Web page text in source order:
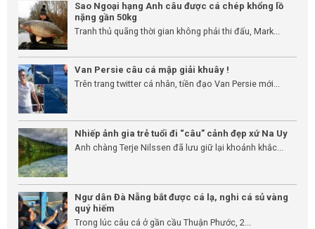
Sao Ngoại hạng Anh câu được cá chép khổng lồ
nặng gần 50kg
Tranh thủ quãng thời gian không phải thi đấu, Mark...
Van Persie câu cá mập giải khuây !
Trên trang twitter cá nhân, tiền đạo Van Persie mới...
Nhiếp ảnh gia trẻ tuổi đi “câu” cảnh đẹp xứ Na Uy
Anh chàng Terje Nilssen đã lưu giữ lại khoảnh khắc...
Ngư dân Đà Nẵng bắt được cá lạ, nghi cá sủ vàng
quý hiếm
Trong lúc câu cá ở gần cầu Thuận Phước, 2...